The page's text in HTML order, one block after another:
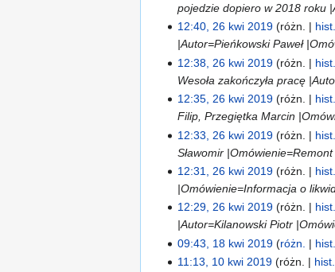
pojedzie dopiero w 2018 roku
12:40, 26 kwi 2019
różn.
|Autor=Pieńkowski Paweł
12:38, 26 kwi 2019
różn.
Wesoła zakończyła pracę
12:35, 26 kwi 2019
różn.
Filip, Przegiętka Marcin
12:33, 26 kwi 2019
różn.
Sławomir
12:31, 26 kwi 2019
różn.
|Omówienie=Informacja o
12:29, 26 kwi 2019
różn.
|Autor=Kilanowski Piotr
09:43, 18 kwi 2019
różn.
11:13, 10 kwi 2019
różn. hist.